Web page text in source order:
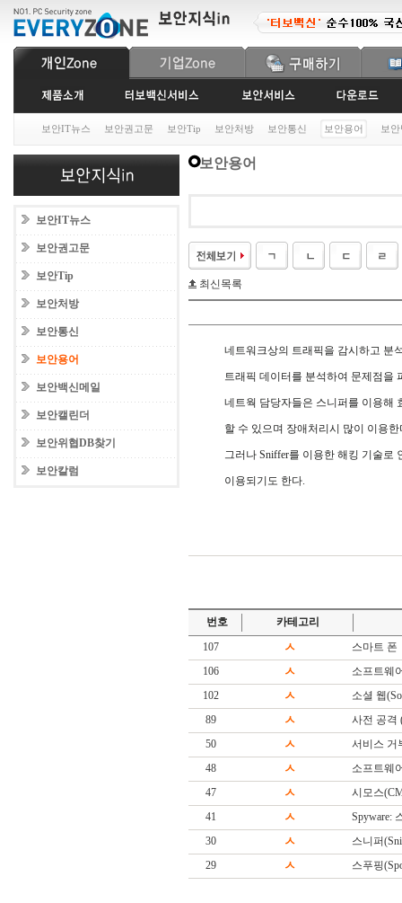
보안IT뉴스 보안권고문 보안Tip 보안처방 보안통신 보안용어 보
보안IT뉴스
보안권고문
보안Tip
보안처방
보안통신
보안용어
보안백신메일
보안캘린더
보안위협DB찾기
보안칼럼
보안용어
최신목록
네트워크상의 트래픽을 감시하고 분
트래픽 데이터를 분석하여 문제점을
네트웍 담당자들은 스니퍼를 이용해
할 수 있으며 장애처리시 많이 이용한
그러나 Sniffer를 이용한 해킹 기술로
이용되기도 한다.
번호
카테고리
107
ㅅ
스마트 폰
106
ㅅ
소프트웨
102
ㅅ
소셜 웹
89
ㅅ
사전 공격
50
ㅅ
서비스 거
48
ㅅ
소프트웨
47
ㅅ
시모스
41
ㅅ
Spyware:
30
ㅅ
스니퍼
29
ㅅ 스푸핑